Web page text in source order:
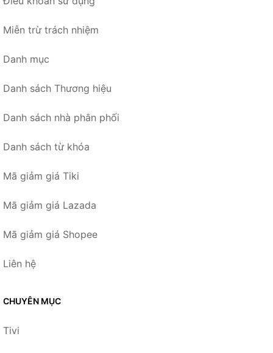
Miễn trừ trách nhiệm
Danh mục
Danh sách Thương hiệu
Danh sách nhà phân phối
Danh sách từ khóa
Mã giảm giá Tiki
Mã giảm giá Lazada
Mã giảm giá Shopee
Liên hệ
CHUYÊN MỤC
Tivi